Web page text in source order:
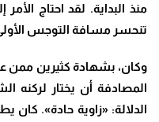
منذ البداية. لقد احتاج
تنحسر مسافة التوجس
وكان، بشهادة كثيرين ممن
المصادفة أن يختار لركنه
الدلالة: «زاوية حادة».